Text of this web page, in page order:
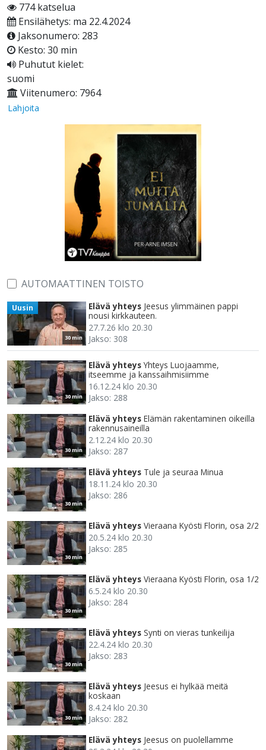
774 katselua
Ensilähetys: ma 22.4.2024
Jaksonumero: 283
Kesto: 30 min
Puhutut kielet:
suomi
Viitenumero: 7964
Lahjoita
AUTOMAATTINEN TOISTO
30 min
Uusin Elävä yhteys Jeesus ylimmäinen pappi
nousi kirkkauteen.
27.7.26 klo 20.30
Jakso: 308
30 min
Elävä yhteys Yhteys Luojaamme,
itseemme ja kanssaihmisiimme
16.12.24 klo 20.30
Jakso: 288
30 min
Elävä yhteys Elämän rakentaminen oikeilla
rakennusaineilla
2.12.24 klo 20.30
Jakso: 287
30 min
Elävä yhteys Tule ja seuraa Minua
18.11.24 klo 20.30
Jakso: 286
30 min
Elävä yhteys Vieraana Kyösti Florin, osa 2/2
20.5.24 klo 20.30
Jakso: 285
30 min
Elävä yhteys Vieraana Kyösti Florin, osa 1/2
6.5.24 klo 20.30
Jakso: 284
30 min
Elävä yhteys Synti on vieras tunkeilija
22.4.24 klo 20.30
Jakso: 283
30 min
Elävä yhteys Jeesus ei hylkää meitä
koskaan
8.4.24 klo 20.30
Jakso: 282
Elävä yhteys Jeesus on puolellamme